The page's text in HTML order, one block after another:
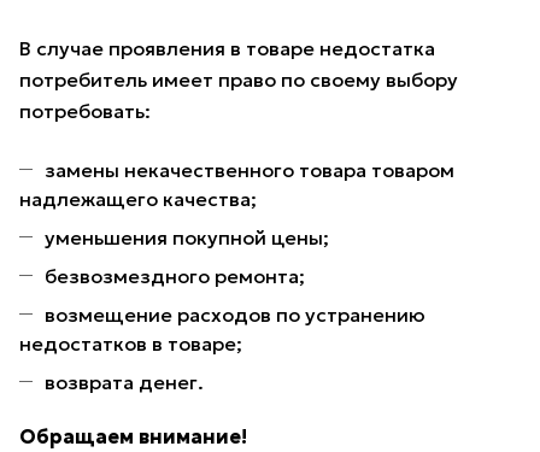
В случае проявления в товаре недостатка
потребитель имеет право по своему выбору
потребовать:
замены некачественного товара товаром
надлежащего качества;
уменьшения покупной цены;
безвозмездного ремонта;
возмещение расходов по устранению
недостатков в товаре;
возврата денег.
Обращаем внимание!